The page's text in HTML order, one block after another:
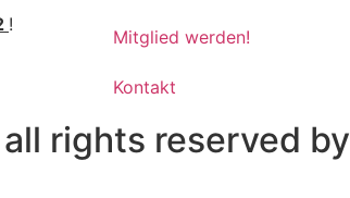
!
Mitglied werden!
Kontakt
rights reserved by